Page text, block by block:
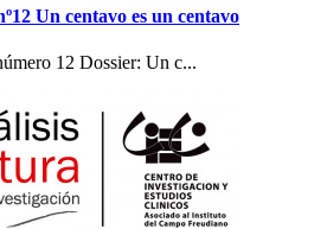
Un centavo es un centavo
12 Dossier: Un c...